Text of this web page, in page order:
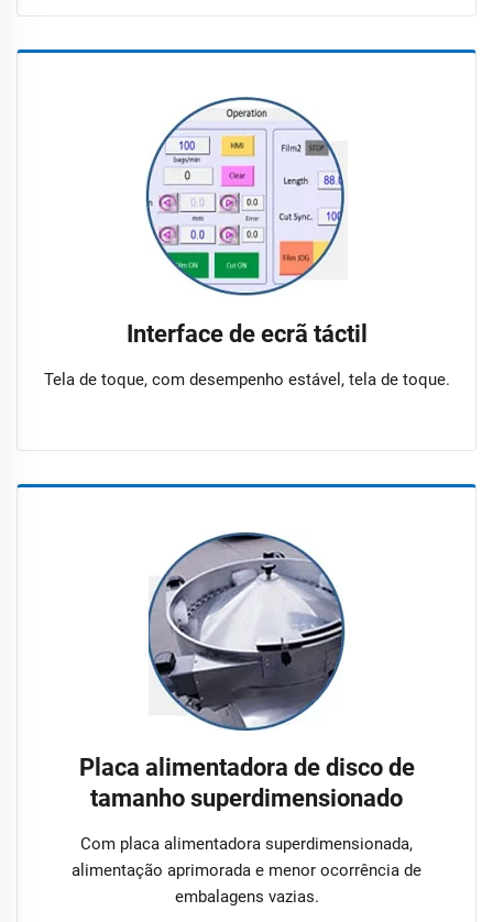
Interface de ecrã táctil
Tela de toque, com desempenho estável, tela de toque.
Placa alimentadora de disco de
tamanho superdimensionado
Com placa alimentadora superdimensionada,
alimentação aprimorada e menor ocorrência de
embalagens vazias.